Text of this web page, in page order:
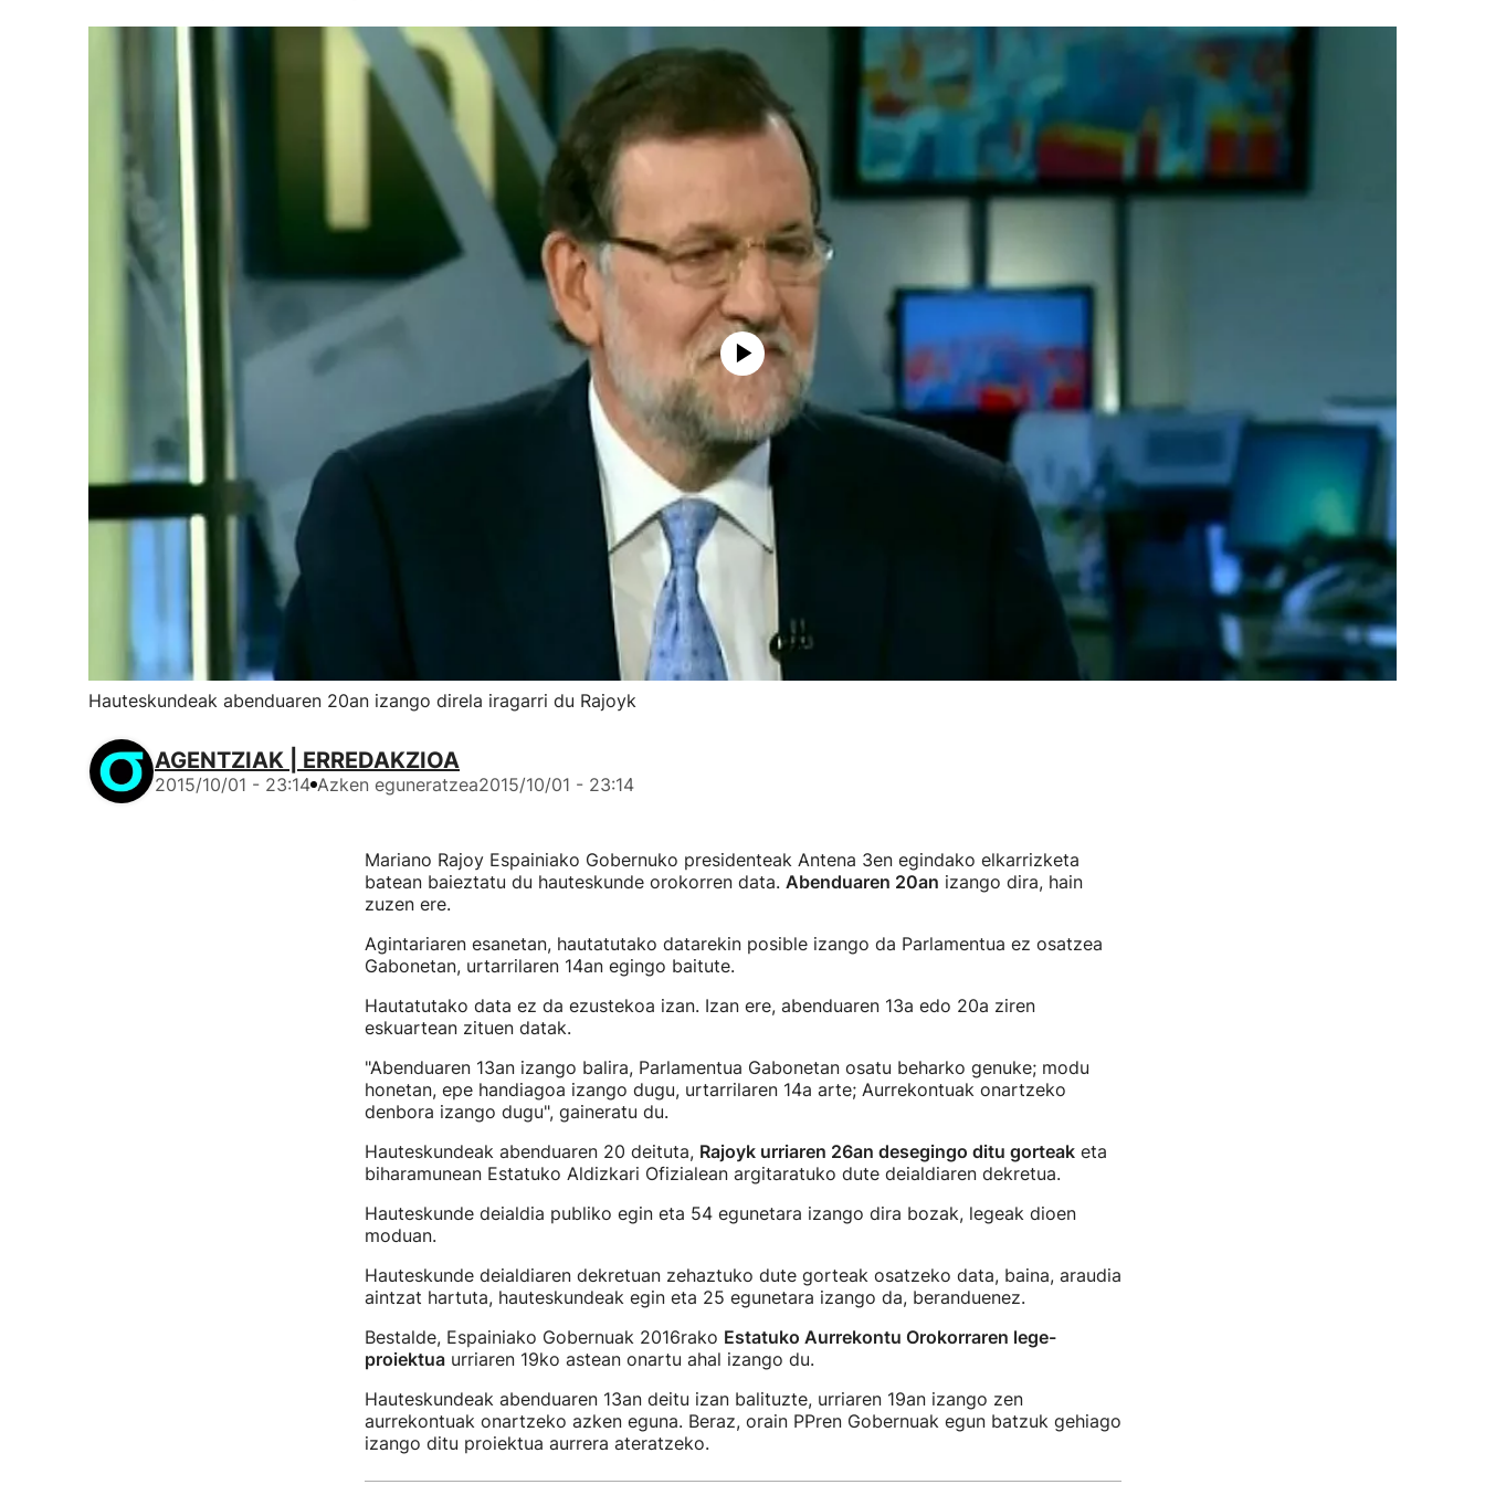
Hauteskundeak abenduaren 20an izango direla iragarri du Rajoyk
AGENTZIAK | ERREDAKZIOA
2015/10/01 - 23:14 Azken eguneratzea2015/10/01 - 23:14
Mariano Rajoy Espainiako Gobernuko presidenteak Antena 3en egindako elkarrizketa
batean baieztatu du hauteskunde orokorren data. Abenduaren 20an izango dira, hain
zuzen ere.
Agintariaren esanetan, hautatutako datarekin posible izango da Parlamentua ez osatzea
Gabonetan, urtarrilaren 14an egingo baitute.
Hautatutako data ez da ezustekoa izan. Izan ere, abenduaren 13a edo 20a ziren
eskuartean zituen datak.
"Abenduaren 13an izango balira, Parlamentua Gabonetan osatu beharko genuke; modu
honetan, epe handiagoa izango dugu, urtarrilaren 14a arte; Aurrekontuak onartzeko
denbora izango dugu", gaineratu du.
Hauteskundeak abenduaren 20 deituta, Rajoyk urriaren 26an desegingo ditu gorteaketa
biharamunean Estatuko Aldizkari Ofizialean argitaratuko dute deialdiaren dekretua.
Hauteskunde deialdia publiko egin eta 54 egunetara izango dira bozak, legeak dioen
moduan.
Hauteskunde deialdiaren dekretuan zehaztuko dute gorteak osatzeko data, baina, araudia
aintzat hartuta, hauteskundeak egin eta 25 egunetara izango da, beranduenez.
Bestalde, Espainiako Gobernuak 2016rako Estatuko Aurrekontu Orokorraren lege-
proiektuaurriaren 19ko astean onartu ahal izango du.
Hauteskundeak abenduaren 13an deitu izan balituzte, urriaren 19an izango zen
aurrekontuak onartzeko azken eguna. Beraz, orain PPren Gobernuak egun batzuk gehiago
izango ditu proiektua aurrera ateratzeko.